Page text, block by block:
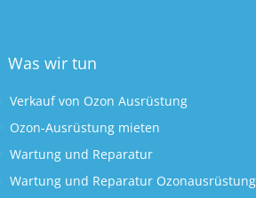
Was wir tun
Verkauf von Ozon Ausrüstung
Ozon-Ausrüstung mieten
Wartung und Reparatur
Wartung und Reparatur Ozonausrüstung